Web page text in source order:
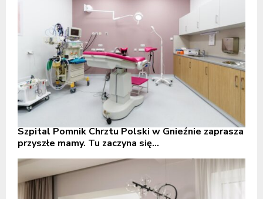
Szpital Pomnik Chrztu Polski w Gnieźnie zaprasza
przyszłe mamy. Tu zaczyna się...